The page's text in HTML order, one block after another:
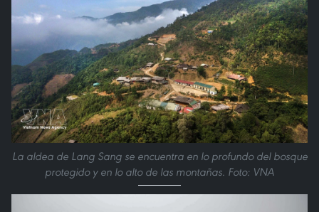
La aldea de Lang Sang se encuentra en lo profundo del bosque
protegido y en lo alto de las montañas. Foto: VNA